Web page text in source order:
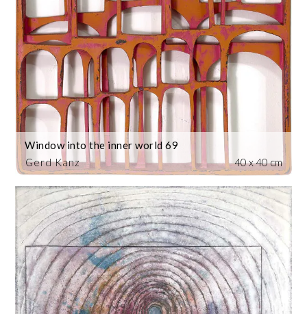
Gerd Kanz
Window into the inner world 69
40 x 40 cm